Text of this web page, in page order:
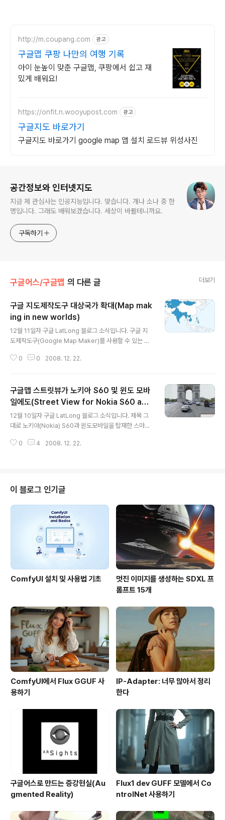
http://m.coupang.com 광고
구글맵 쿠팡 나만의 여행 기록
아이 눈높이 맞춘 구글맵, 쿠팡에서 쉽고 재
밌게 배워요!
https://onfit.n.wooyupost.com 광고
구글지도 바로가기
구글지도 바로가기 google map 앱 설치 로드뷰 위성사진
공간정보와 인터넷지도
지금 제 관심사는 인공지능입니다. 맞습니다. 개나 소나 중 한
명입니다. 그래도 배워보겠습니다. 세상이 바뀔테니까요.
구독하기
구글어스/구글맵 의 다른 글 더보기
구글 지도제작도구 대상국가 확대(Map mak
ing in new worlds)
12월 11일자 구글 LatLong 블로그 소식입니다. 구글 지
도제작도구(Google Map Maker)를 사용할 수 있는 지
있게되었다는 내용입니다. 구글 지도제작도구란 누구나 자
구글맵(Google Maps)에 나타나게 되는 서비스입니다.
구글 지도제작도구는 2008년 6월말 처음 시작된 이래, 4
0여개의 섬나라로 확대되고, 9월말에는 아시아 17개국을
지원하는 등 계속 서비스 범위가 확대되어 왔습니다. 이번
추가지역중에는 아시아 국가도 여러나라 들어 있습니다.
이를 비교해 보기 위해, 먼저 제가 예전에 올린 구글스프레
0 0 2008. 12. 22.
구글맵 스트릿뷰가 노키아 S60 및 윈도 모바
일에도(Street View for Nokia S60 and
Windows Mobile)
12월 10일자 구글 LatLong 블로그 소식입니다. 제목 그
대로 노키아(Nokia) S60과 윈도모바일을 탑재한 스마트
w)를 사용할 수 있게 되었다는 내용입니다. 자세한 내용은
바일(Windows Mobile)을 지원하게 되었다고 합니다.
참고로, 지금까지는 안드로이드(Android), 블랙베리(Bla
ckBerry), 아이폰(iPhone) 등의 스마트폰만 스트릿뷰 영
상을 사용할 수 있었습니다. 아래는 구글 모바일 블로그(G
oogle Mobile B..
0 4 2008. 12. 22.
이 블로그 인기글
ComfyUI 설치 및 사용법 기초
멋진 이미지를 생성하는 SDXL 프
롬프트 15개
ComfyUI에서 Flux GGUF 사
용하기
IP-Adapter: 너무 많아서 정리
한다
구글어스로 만드는 증강현실(Au
gmented Reality)
Flux1 dev GUFF 모델에서 Co
ntrolNet 사용하기